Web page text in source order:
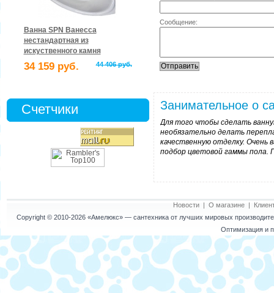
Ванна SPN Ванесса
нестандартная из
искуственного камня
34 159 руб. 44 406 руб.
Счетчики
Сообщение:
Занимательное о
Для того чтобы сделать
необязательно делать
качественную отделку. Очень
подбор цветовой гаммы пола.
Новости| О магазине|
Copyright © 2010-2026 «Амелюкс»— сантехника от лучших мировых
Оптимизация и